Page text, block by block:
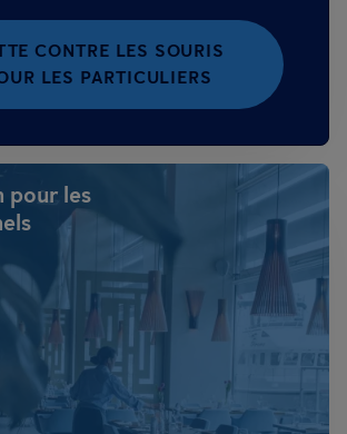
CONTRE LES SOURIS
LES PARTICULIERS
pour les